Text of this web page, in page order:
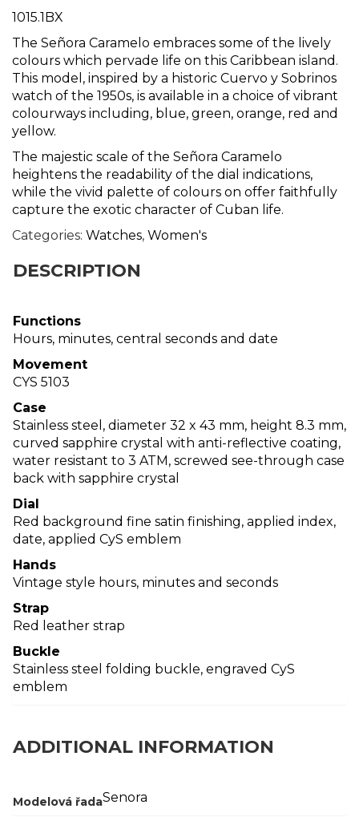
1015.1BX
The Señora Caramelo embraces some of the lively
colours which pervade life on this Caribbean island.
This model, inspired by a historic Cuervo y Sobrinos
watch of the 1950s, is available in a choice of vibrant
colourways including, blue, green, orange, red and
yellow.
The majestic scale of the Señora Caramelo
heightens the readability of the dial indications,
while the vivid palette of colours on offer faithfully
capture the exotic character of Cuban life.
Categories: Watches, Women's
DESCRIPTION
Functions
Hours, minutes, central seconds and date
Movement
CYS 5103
Case
Stainless steel, diameter 32 x 43 mm, height 8.3 mm,
curved sapphire crystal with anti-reflective coating,
water resistant to 3 ATM, screwed see-through case
back with sapphire crystal
Dial
Red background fine satin finishing, applied index,
date, applied CyS emblem
Hands
Vintage style hours, minutes and seconds
Strap
Red leather strap
Buckle
Stainless steel folding buckle, engraved CyS
emblem
ADDITIONAL INFORMATION
Modelová řadaSenora